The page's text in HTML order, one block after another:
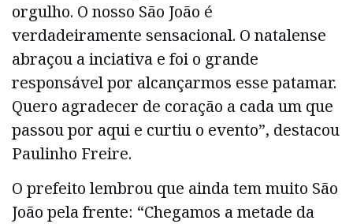
orgulho. O nosso São João é
verdadeiramente sensacional. O natalense
abraçou a inciativa e foi o grande
responsável por alcançarmos esse patamar.
Quero agradecer de coração a cada um que
passou por aqui e curtiu o evento”, destacou
Paulinho Freire.
O prefeito lembrou que ainda tem muito São
João pela frente: “Chegamos a metade da